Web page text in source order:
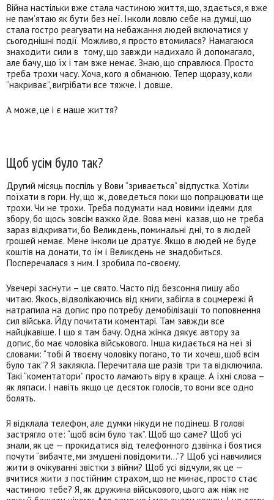
Війна настільки вже стала частиною життя, що, здається, я вже
не пам’ятаю як бути без неї. Інколи ловлю себе на думці, що
стала гостро реагувати на небажання людей включатися у
сьогоднішні події. Можливо, я просто втомилася? Намагаюся
знаходити сили в тому, що завжди надихало й допомагало,
але бачу, що їх і там вже немає. Знаю, що справлюся. Просто
треба трохи часу. Хоча, кого я обманюю. Тепер щоразу, коли
“накриває”, вигрібати все тяжче. І довше.
А може, це і є наше життя?
Щоб усім було так?
Другий місяць поспіль у Вови “зривається” відпустка. Хотіли
поїхати в гори. Ну, що ж, доведеться поки що попрацювати ще
трохи. Чи не трохи. Треба подумати над новими ідеями для
збору, бо щось зовсім важко йде. Вова мені казав, що не треба
зараз відкривати, бо Великдень, поминальні дні, то в людей
грошей немає. Мене інколи це дратує. Якщо в людей не буде
коштів на донати, то їм і Великдень не знадобиться.
Посперечалася з ним. І зробила по-своєму.
Увечері заснути – це свято. Часто під безсоння пишу або
читаю. Якось, відволікаючись від книги, забігла в соцмережі й
натрапила на допис про потребу демобілізації то поповнення
сил війська. Йду почитати коментарі. Там завжди все
найцікавіше. І що я там бачу. Одна жінка дякує автору за
допис, бо має чоловіка військового. Інша кидається на неї зі
словами: “тобі й твоєму чоловіку погано, то ти хочеш, щоб всім
було так”? Я заклякла. Перечитала ще разів три та відключила.
Такі “коментатори” просто ламають віру в краще. А їхні слова –
як ляпаси. І навіть якщо це десяток голосів, то вони все одно
болять.
Я відклала телефон, але думки нікуди не подінеш. В голові
застрягло оте: “щоб всім було так”. Щоб що саме? Щоб усі
знали, як це — прокидатися від телефонного дзвінка і боятися
почути “вибачте, ми змушені повідомити…”? Щоб усі навчилися
жити в очікуванні звістки з війни? Щоб усі відчули, як це —
вчитися жити з постійним страхом, що не минає, просто стає
частиною тебе? Я, як дружина військового, цього аж ніяк не